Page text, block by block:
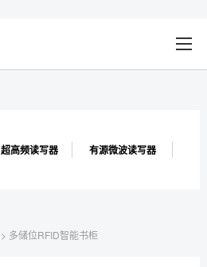
超高频读写器 有源微波读写器
> 多储位RFID智能书柜